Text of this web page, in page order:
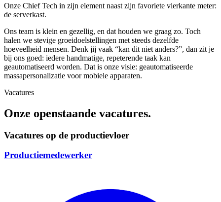
Onze Chief Tech in zijn element naast zijn favoriete vierkante meter:
de serverkast.
Ons team is klein en gezellig, en dat houden we graag zo. Toch
halen we stevige groeidoelstellingen met steeds dezelfde
hoeveelheid mensen. Denk jij vaak “kan dit niet anders?”, dan zit je
bij ons goed: iedere handmatige, repeterende taak kan
geautomatiseerd worden. Dat is onze visie: geautomatiseerde
massapersonalizatie voor mobiele apparaten.
Vacatures
Onze openstaande vacatures.
Vacatures op de productievloer
Productiemedewerker